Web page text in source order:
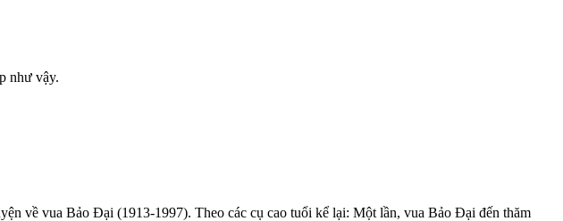
như vậy.
về vua Bảo Đại (1913-1997). Theo các cụ cao tuổi kể lại: Một lần, vua Bảo Đại đến thăm